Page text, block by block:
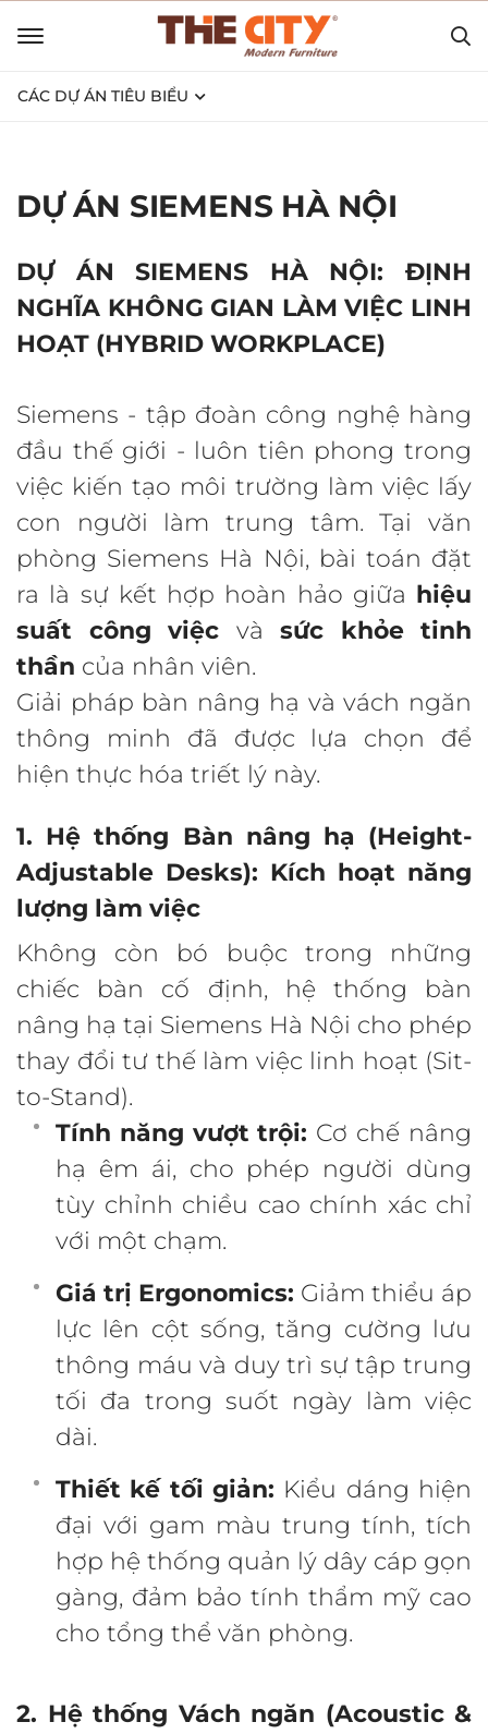
CÁC DỰ ÁN TIÊU BIỂU
DỰ ÁN SIEMENS HÀ NỘI
DỰ ÁN SIEMENS HÀ NỘI: ĐỊNH
NGHĨA KHÔNG GIAN LÀM VIỆC LINH
HOẠT (HYBRID WORKPLACE)
Siemens - tập đoàn công nghệ hàng
đầu thế giới - luôn tiên phong trong
việc kiến tạo môi trường làm việc lấy
con người làm trung tâm. Tại văn
phòng Siemens Hà Nội, bài toán đặt
ra là sự kết hợp hoàn hảo giữa hiệu
suất công việc và sức khỏe tinh
thần của nhân viên.
Giải pháp bàn nâng hạ và vách ngăn
thông minh đã được lựa chọn để
hiện thực hóa triết lý này.
1. Hệ thống Bàn nâng hạ (Height-
Adjustable Desks): Kích hoạt năng
lượng làm việc
Không còn bó buộc trong những
chiếc bàn cố định, hệ thống bàn
nâng hạ tại Siemens Hà Nội cho phép
thay đổi tư thế làm việc linh hoạt (Sit-
to-Stand).
Tính năng vượt trội: Cơ chế nâng
hạ êm ái, cho phép người dùng
tùy chỉnh chiều cao chính xác chỉ
với một chạm.
Giá trị Ergonomics: Giảm thiểu áp
lực lên cột sống, tăng cường lưu
thông máu và duy trì sự tập trung
tối đa trong suốt ngày làm việc
dài.
Thiết kế tối giản: Kiểu dáng hiện
đại với gam màu trung tính, tích
hợp hệ thống quản lý dây cáp gọn
gàng, đảm bảo tính thẩm mỹ cao
cho tổng thể văn phòng.
2. Hệ thống Vách ngăn (Acoustic &